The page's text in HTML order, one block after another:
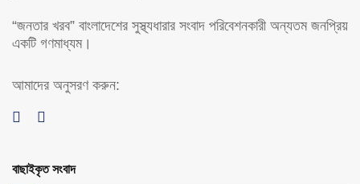
“জনতার খরব” বাংলাদেশের সুস্থ্যধারার সংবাদ পরিবেশনকারী অন্যতম জনপ্রিয়
একটি গণমাধ্যম।
আমাদের অনুসরণ করুন:
বাছাইকৃত সংবাদ